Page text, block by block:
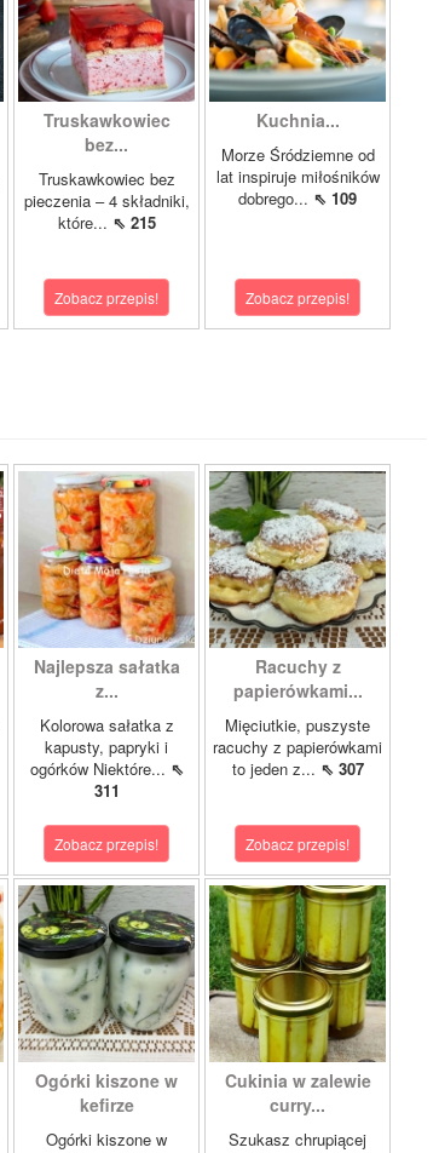
Truskawkowiec
bez...
Truskawkowiec bez
pieczenia – 4 składniki,
które... ⇖ 215
Zobacz przepis!
Kuchnia...
Morze Śródziemne od
lat inspiruje miłośników
dobrego... ⇖ 109
Zobacz przepis!
Najlepsza sałatka
z...
Kolorowa sałatka z
kapusty, papryki i
ogórków Niektóre... ⇖
311
Zobacz przepis!
Racuchy z
papierówkami...
Mięciutkie, puszyste
racuchy z papierówkami
to jeden z... ⇖ 307
Zobacz przepis!
Ogórki kiszone w
kefirze
Ogórki kiszone w
Cukinia w zalewie
curry...
Szukasz chrupiącej